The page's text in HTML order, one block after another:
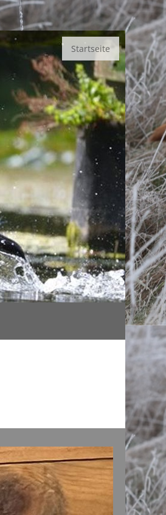
Startseite